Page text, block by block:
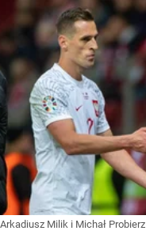
Arkadiusz Milik i Michał Probierz